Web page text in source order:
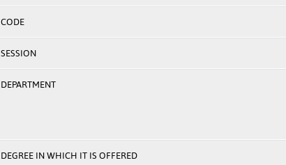
CODE
SESSION
DEPARTMENT
DEGREE IN WHICH IT IS OFFERED